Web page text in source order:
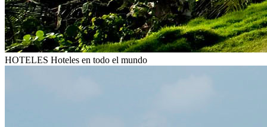
HOTELES Hoteles en todo el mundo